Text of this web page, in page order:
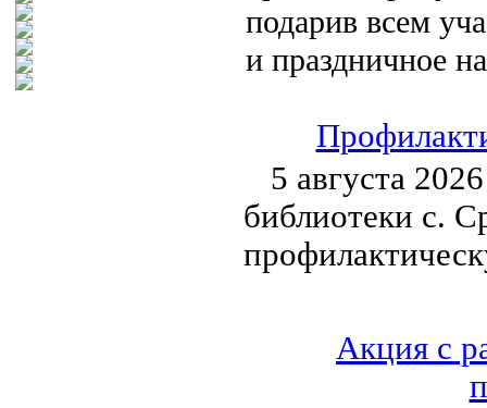
подарив всем
и праздничное
5 августа
библиотеки с.
Акция с